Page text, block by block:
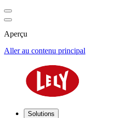
Aperçu
Aller au contenu principal
Solutions